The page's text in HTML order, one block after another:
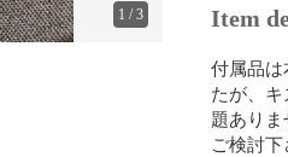
1 /3 Item
付属品
たが、
題あり
ご検討下